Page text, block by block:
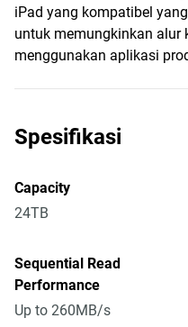
iPad yang kompatibel
untuk memungkinkan alur
menggunakan aplikasi
Spesifikasi
Capacity
24TB
Sequential Read
Performance
Up to 260MB/s